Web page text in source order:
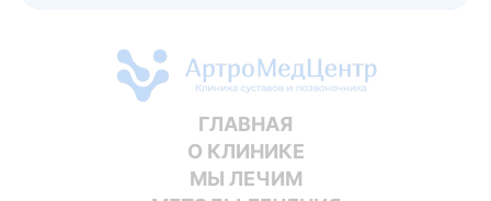
ГЛАВНАЯ
О КЛИНИКЕ
МЫ ЛЕЧИМ